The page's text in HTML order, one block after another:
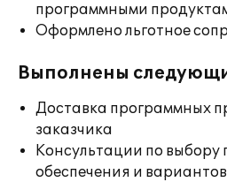
программными
Оформлено льготное
Выполнены
Доставка программных
заказчика
Консультации по выбору
обеспечения и